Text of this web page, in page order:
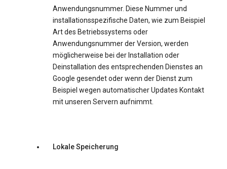
Anwendungsnummer. Diese Nummer und
installationsspezifische Daten, wie zum Beispiel
Art des Betriebssystems oder
Anwendungsnummer der Version, werden
möglicherweise bei der Installation oder
Deinstallation des entsprechenden Dienstes an
Google gesendet oder wenn der Dienst zum
Beispiel wegen automatischer Updates Kontakt
mit unseren Servern aufnimmt.
Lokale Speicherung